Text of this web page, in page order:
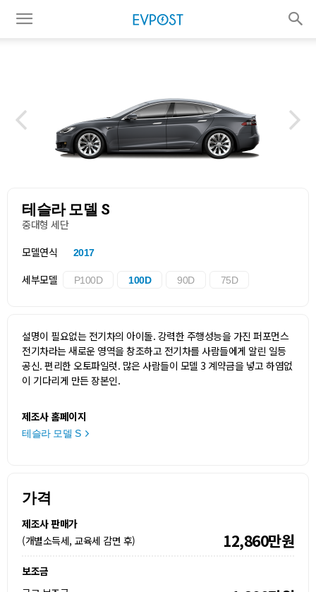
테슬라 모델 S
중대형 세단
모델연식
2017
세부모델 P100D 100D 90D 75D
설명이 필요없는 전기차의 아이돌. 강력한 주행성능을 가진 퍼포먼스
전기차라는 새로운 영역을 창조하고 전기차를 사람들에게 알린 일등
공신. 편리한 오토파일럿. 많은 사람들이 모델 3 계약금을 넣고 하염없
이 기다리게 만든 장본인.
제조사 홈페이지
테슬라 모델 S
가격
제조사 판매가
(개별소득세, 교육세 감면 후)
12,860만원
보조금